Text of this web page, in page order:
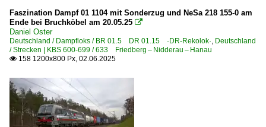
E-Loks | Drehstrom | 91 80
6 145 BR 145 ·Traxx AC·
6 145 BR 145 ·Traxx AC· Private
6 152 BR 152 ·ES 64 F·
6 185 BR 185 ·Traxx AC1/2·
6 185 BR 185 ·Traxx AC1/2· Private
Faszination Dampf 01 1104 mit Sonderzug und NeSa 218 155-0 am
Ende bei Bruchköbel am 20.05.25 
Daniel Oster
Deutschland / Dampfloks / BR 01.5 DR 01.15 ·DR-Rekolok·, Deutschland
/ Strecken | KBS 600-699 / 633 Friedberg – Nidderau – Hanau
 158 1200x800 Px, 02.06.2025